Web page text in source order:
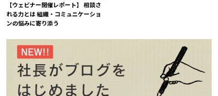
【ウェビナー開催レポート】 相談さ
れる力とは 組織・コミュニケーショ
ンの悩みに寄り添う